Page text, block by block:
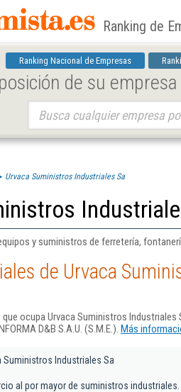
Ranking de
Ranking Nacional de Empresas
de su
Urvaca Suministros Industriales Sa
y suministros de ferretería,
de Urvaca
ocupa Urvaca Suministros Industriales
D&B S.A.U. (S.M.E.). Más
Suministros Industriales Sa
al por mayor de suministros industriales.